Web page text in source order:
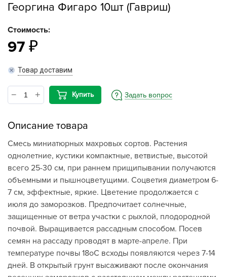
Георгина Фигаро 10шт (Гавриш)
Стоимость:
97
Товар доставим
Купить Задать вопрос
Описание товара
Смесь миниатюрных махровых сортов. Растения
однолетние, кустики компактные, ветвистые, высотой
всего 25-30 см, при раннем прищипывании получаются
объемными и пышноцветущими. Соцветия диаметром 6-
7 см, эффектные, яркие. Цветение продолжается с
июля до заморозков. Предпочитает солнечные,
защищенные от ветра участки с рыхлой, плодородной
почвой. Выращивается рассадным способом. Посев
семян на рассаду проводят в марте-апреле. При
температуре почвы 18оС всходы появляются через 7-14
дней. В открытый грунт высаживают после окончания